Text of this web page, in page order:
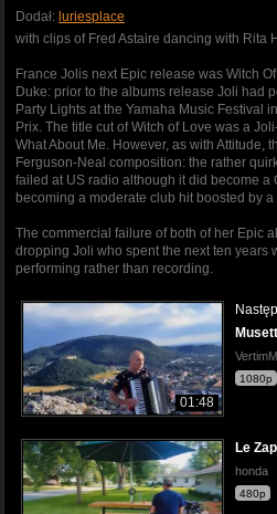
Dodał: luriesplace
with clips of Fred Astaire dancing with Rita
France Jolis next Epic release was Witch
Duke: prior to the albums release Joli had
Party Lights at the Yamaha Music Festival
Prix. The title cut of Witch of Love was a
What About Me. However, as with Attitude,
Ferguson-Neal composition: the rather
failed at US radio although it did become
becoming a moderate club hit boosted by a
The commercial failure of both of her Epic
dropping Joli who spent the next ten years
performing rather than recording.
01:48
1080p
Le
honda
480p